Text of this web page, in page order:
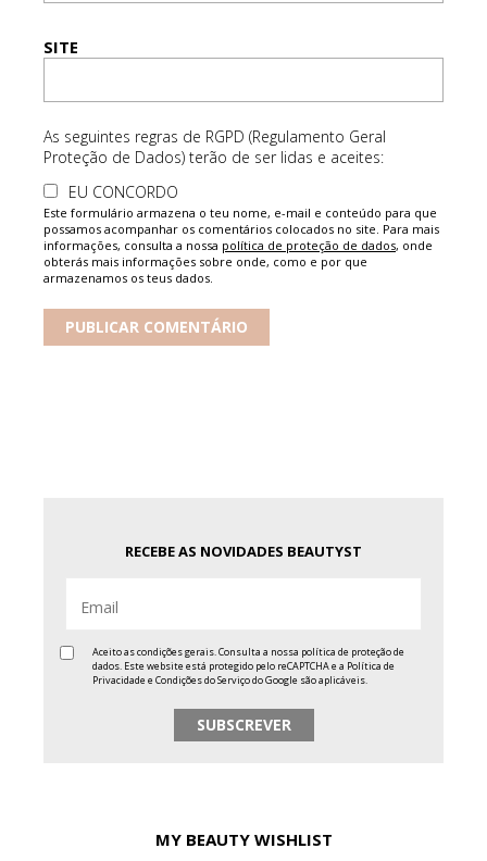
SITE
As seguintes regras de RGPD (Regulamento Geral
Proteção de Dados) terão de ser lidas e aceites:
EU CONCORDO
Este formulário armazena o teu nome, e-mail e conteúdo para que
possamos acompanhar os comentários colocados no site. Para mais
informações, consulta a nossa política de proteção de dados, onde
obterás mais informações sobre onde, como e por que
armazenamos os teus dados.
RECEBE AS NOVIDADES BEAUTYST
Aceito as condições gerais. Consulta a nossa política de proteção de
dados. Este website está protegido pelo reCAPTCHA e a Política de
Privacidade e Condições do Serviçodo Google são aplicáveis.
MY BEAUTY WISHLIST